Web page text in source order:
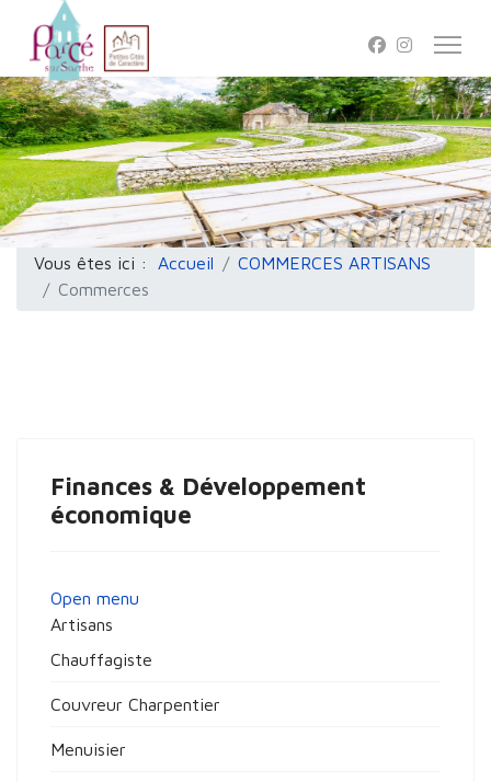
Vous êtes ici : Accueil
COMMERCES ARTISANS
Commerces
Finances & Développement
économique
Open menu
Artisans
Chauffagiste
Couvreur Charpentier
Menuisier